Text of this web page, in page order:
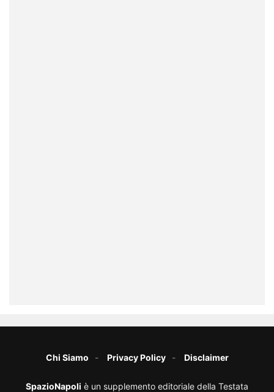
Chi Siamo Privacy Policy Disclaimer
SpazioNapoli è un supplemento editoriale della Testata